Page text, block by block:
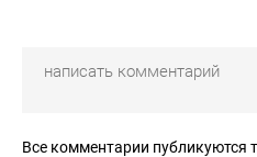
Все комментарии публикуются